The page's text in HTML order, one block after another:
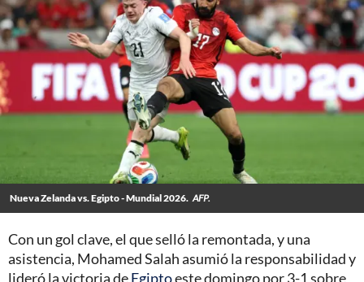
Nueva Zelanda vs. Egipto - Mundial 2026. AFP.
Con un gol clave, el que selló la remontada, y una
asistencia, Mohamed Salah asumió la responsabilidad y
lideró la victoria deEgiptoeste domingo por 3-1 sobre